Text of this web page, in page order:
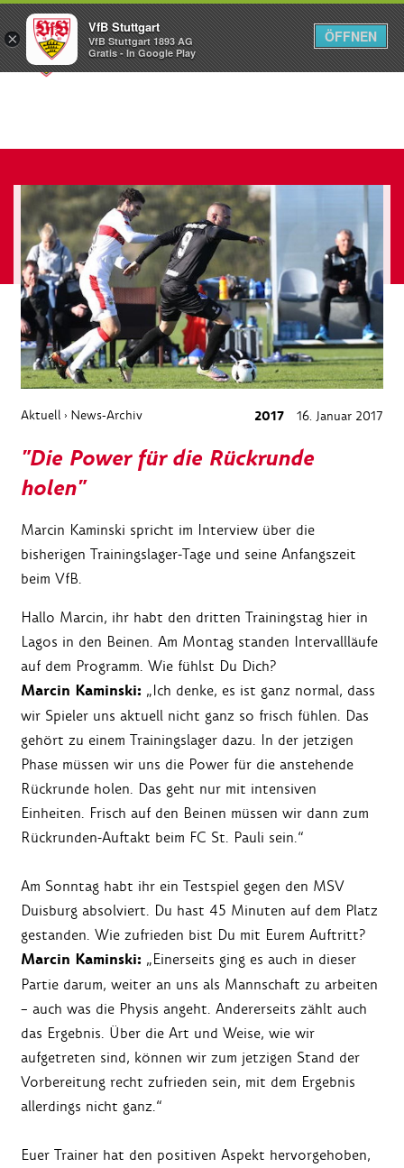
Menü
Aktuell › News-Archiv 2017 16. Januar 2017
"Die Power für die Rückrunde
holen"
Marcin Kaminski spricht im Interview über die
bisherigen Trainingslager-Tage und seine Anfangszeit
beim VfB.
Hallo Marcin, ihr habt den dritten Trainingstag hier in
Lagos in den Beinen. Am Montag standen Intervallläufe
auf dem Programm. Wie fühlst Du Dich?
Marcin Kaminski: „Ich denke, es ist ganz normal, dass
wir Spieler uns aktuell nicht ganz so frisch fühlen. Das
gehört zu einem Trainingslager dazu. In der jetzigen
Phase müssen wir uns die Power für die anstehende
Rückrunde holen. Das geht nur mit intensiven
Einheiten. Frisch auf den Beinen müssen wir dann zum
Rückrunden-Auftakt beim FC St. Pauli sein.“
Am Sonntag habt ihr ein Testspiel gegen den MSV
Duisburg absolviert. Du hast 45 Minuten auf dem Platz
gestanden. Wie zufrieden bist Du mit Eurem Auftritt?
Marcin Kaminski: „Einerseits ging es auch in dieser
Partie darum, weiter an uns als Mannschaft zu arbeiten
– auch was die Physis angeht. Andererseits zählt auch
das Ergebnis. Über die Art und Weise, wie wir
aufgetreten sind, können wir zum jetzigen Stand der
Vorbereitung recht zufrieden sein, mit dem Ergebnis
allerdings nicht ganz.“
Euer Trainer hat den positiven Aspekt hervorgehoben,
×
VfB Stuttgart
VfB Stuttgart 1893 AG
Gratis - In Google Play
ÖFFNEN